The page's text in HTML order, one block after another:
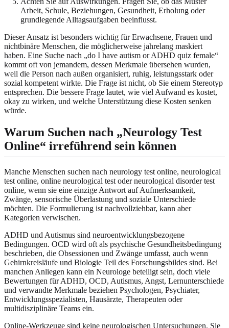
Arbeit, Schule, Beziehungen, Gesundheit, Erholung oder
grundlegende Alltagsaufgaben beeinflusst.
Dieser Ansatz ist besonders wichtig für Erwachsene, Frauen und
nichtbinäre Menschen, die möglicherweise jahrelang maskiert
haben. Eine Suche nach „do I have autism or ADHD quiz female“
kommt oft von jemandem, dessen Merkmale übersehen wurden,
weil die Person nach außen organisiert, ruhig, leistungsstark oder
sozial kompetent wirkte. Die Frage ist nicht, ob Sie einem Stereotyp
entsprechen. Die bessere Frage lautet, wie viel Aufwand es kostet,
okay zu wirken, und welche Unterstützung diese Kosten senken
würde.
Warum Suchen nach „Neurology Test
Online“ irreführend sein können
Manche Menschen suchen nach neurology test online, neurological
test online, online neurological test oder neurological disorder test
online, wenn sie eine einzige Antwort auf Aufmerksamkeit,
Zwänge, sensorische Überlastung und soziale Unterschiede
möchten. Die Formulierung ist nachvollziehbar, kann aber
Kategorien verwischen.
ADHD und Autismus sind neuroentwicklungsbezogene
Bedingungen. OCD wird oft als psychische Gesundheitsbedingung
beschrieben, die Obsessionen und Zwänge umfasst, auch wenn
Gehirnkreisläufe und Biologie Teil des Forschungsbildes sind. Bei
manchen Anliegen kann ein Neurologe beteiligt sein, doch viele
Bewertungen für ADHD, OCD, Autismus, Angst, Lernunterschiede
und verwandte Merkmale beziehen Psychologen, Psychiater,
Entwicklungsspezialisten, Hausärzte, Therapeuten oder
multidisziplinäre Teams ein.
Online-Werkzeuge sind keine neurologischen Untersuchungen. Sie